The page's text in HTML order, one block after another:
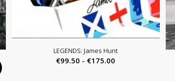
LEGENDS: James Hunt
€99.50 - €175.00